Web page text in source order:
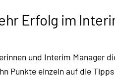
Erfolg im
und Interim Manager
Punkte einzeln auf die